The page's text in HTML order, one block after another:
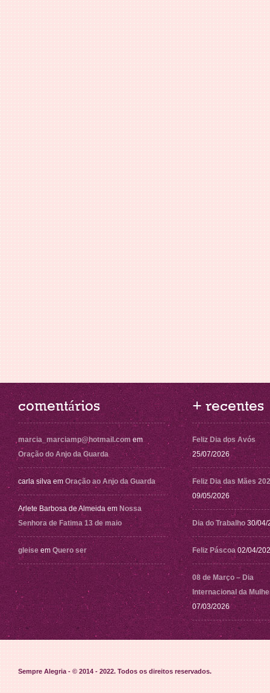
comentários
marcia_marciamp@hotmail.com em
Oração do Anjo da Guarda
carla silva em Oração ao Anjo da Guarda
Arlete Barbosa de Almeida em Nossa
Senhora de Fatima 13 de maio
gleise em Quero ser
+ recentes
Feliz Dia dos Avós
25/07/2026
Feliz Dia das Mães
09/05/2026
Dia do Trabalho 30/04/
Feliz Páscoa 02/04/
08 de Março – Dia
Internacional da
07/03/2026
Sempre Alegria - © 2014 - 2022. Todos os direitos reservados.